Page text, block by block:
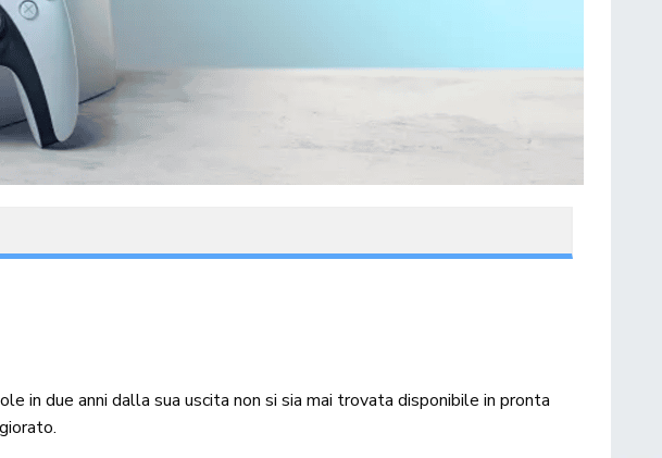
in due anni dalla sua uscita non si sia mai trovata disponibile in pronta